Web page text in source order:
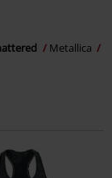
Metallica